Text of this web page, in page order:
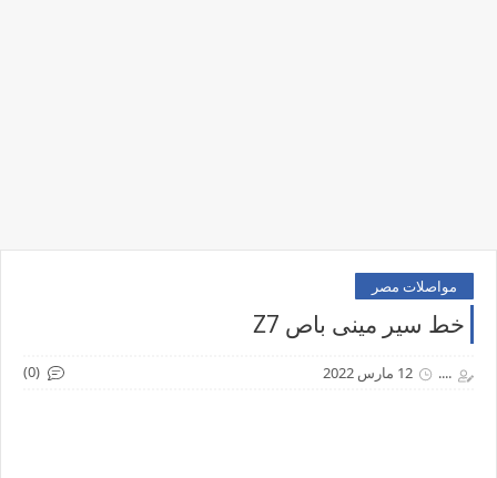
مواصلات مصر
خط سير مينى باص Z7
.... 12 مارس 2022 (0)